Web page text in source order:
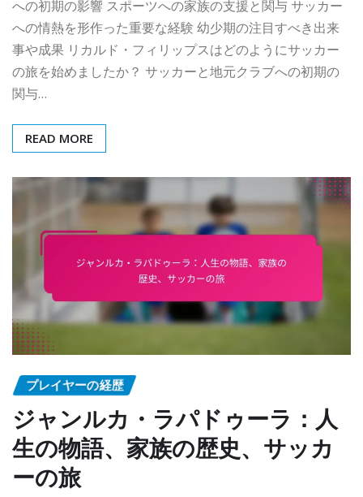
への初期の影響 スポーツへの家族の支援と関与 サッカー
への情熱を形作った重要な経験 幼少期の注目すべき出来
事や成果 リカルド・フィリップスはどのようにサッカー
の旅を始めましたか？ サッカーと地元クラブへの初期の
関与…
READ MORE
プレイヤーの経歴
ジャンルカ・ラパドゥーラ：人
生の物語、家族の歴史、サッカ
ーの旅